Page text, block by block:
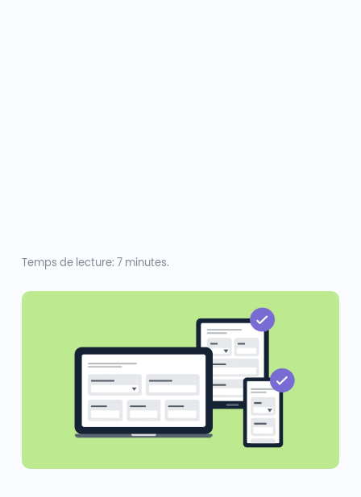
Temps de lecture: 7 minutes.